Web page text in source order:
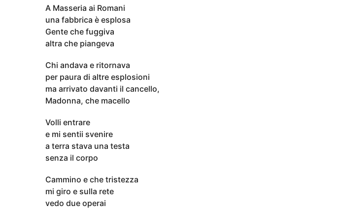
A Masseria ai Romani
una fabbrica è esplosa
Gente che fuggiva
altra che piangeva
Chi andava e ritornava
per paura di altre esplosioni
ma arrivato davanti il cancello,
Madonna, che macello
Volli entrare
e mi sentii svenire
a terra stava una testa
senza il corpo
Cammino e che tristezza
mi giro e sulla rete
vedo due operai